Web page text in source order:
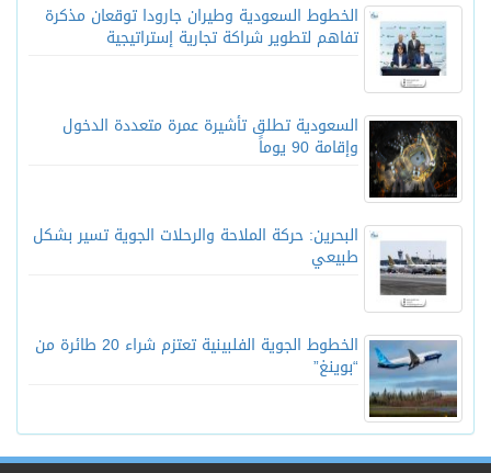
الخطوط السعودية وطيران جارودا توقعان مذكرة
تفاهم لتطوير شراكة تجارية إستراتيجية
السعودية تطلق تأشيرة عمرة متعددة الدخول
وإقامة 90 يوماً
البحرين: حركة الملاحة والرحلات الجوية تسير بشكل
طبيعي
الخطوط الجوية الفلبينية تعتزم شراء 20 طائرة من
“بوينغ”